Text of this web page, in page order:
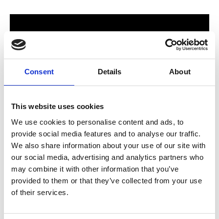
Consent Details About
This website uses cookies
We use cookies to personalise content and ads, to
provide social media features and to analyse our traffic.
We also share information about your use of our site with
our social media, advertising and analytics partners who
may combine it with other information that you’ve
provided to them or that they’ve collected from your use
of their services.
För hela familjen
2024 stod Varbergs nya butik och bygglagar klart. Förmodligen
ett av Sveriges mest välsorterade byggvaruhus som välkomnar
både dig som konsument och proffskund. Varbergs Trä har allt